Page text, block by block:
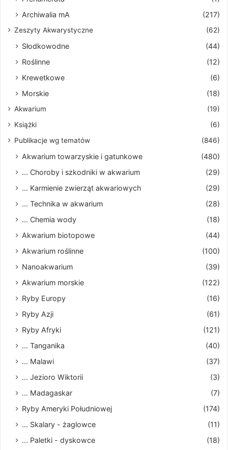
Archiwalia mA
(217)
Zeszyty Akwarystyczne (62)
Słodkowodne
(44)
Roślinne
(12)
Krewetkowe
(6)
Morskie
(18)
Akwarium
(19)
Książki
(6)
Publikacje wg tematów
(846)
Akwarium towarzyskie i gatunkowe
(480)
... Choroby i szkodniki w akwarium
(29)
... Karmienie zwierząt akwariowych
(29)
... Technika w akwarium
(28)
... Chemia wody
(18)
Akwarium biotopowe
(44)
Akwarium roślinne
(100)
Nanoakwarium
(39)
Akwarium morskie
(122)
Ryby Europy
(16)
Ryby Azji
(61)
Ryby Afryki
(121)
... Tanganika
(40)
... Malawi
(37)
... Jezioro Wiktorii
(3)
... Madagaskar
(7)
Ryby Ameryki Południowej
(174)
... Skalary - żaglowce
(11)
... Paletki - dyskowce
(18)